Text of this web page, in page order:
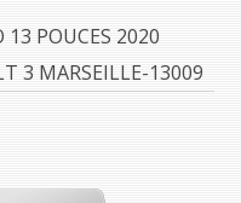
13 POUCES 2020
3 MARSEILLE-13009